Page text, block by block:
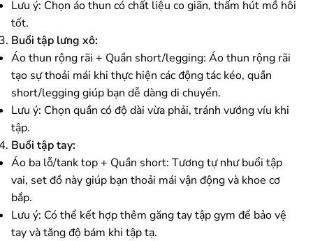
Lưu ý: Chọn áo thun có chất liệu co giãn, thấm hút mồ hôi
tốt.
Buổi tập lưng xô:
Áo thun rộng rãi + Quần short/legging: Áo thun rộng rãi
tạo sự thoải mái khi thực hiện các động tác kéo, quần
short/legging giúp bạn dễ dàng di chuyển.
Lưu ý: Chọn quần có độ dài vừa phải, tránh vướng víu khi
tập.
Buổi tập tay:
Áo ba lỗ/tank top + Quần short: Tương tự như buổi tập
vai, set đồ này giúp bạn thoải mái vận động và khoe cơ
bắp.
Lưu ý: Có thể kết hợp thêm găng tay tập gym để bảo vệ
tay và tăng độ bám khi tập tạ.